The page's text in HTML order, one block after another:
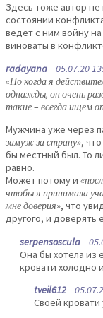
Здесь тоже автор
состоянии
ведёт с ним войну
виноваты в
radayana 05.07.20
«Но когда я
однажды, он очень
такие – всегда ищем
Мужчина уже через
замуж за страну»,
бы местный был. То
равно.
Может потому и
чтобы я принимала
мне доверия», что
другого, и доверять
serpensoscula
Она бы хотела из
кровати холодно
tveil612
Своей кровати